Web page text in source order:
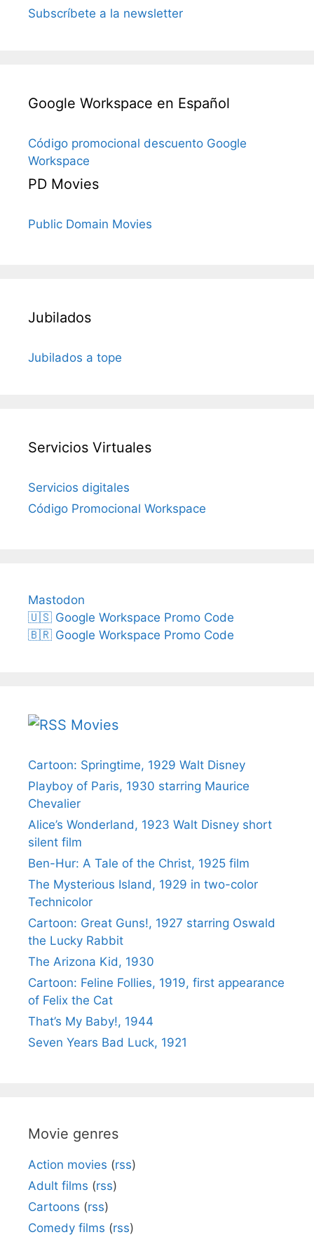
Subscríbete a la newsletter
Google Workspace en Español
Código promocional descuento Google
Workspace
PD Movies
Public Domain Movies
Jubilados
Jubilados a tope
Servicios Virtuales
Servicios digitales
Código Promocional Workspace
Mastodon
🇺🇸 Google Workspace Promo Code
🇧🇷 Google Workspace Promo Code
Movies
Cartoon: Springtime, 1929 Walt Disney
Playboy of Paris, 1930 starring Maurice
Chevalier
Alice’s Wonderland, 1923 Walt Disney short
silent film
Ben-Hur: A Tale of the Christ, 1925 film
The Mysterious Island, 1929 in two-color
Technicolor
Cartoon: Great Guns!, 1927 starring Oswald
the Lucky Rabbit
The Arizona Kid, 1930
Cartoon: Feline Follies, 1919, first appearance
of Felix the Cat
That’s My Baby!, 1944
Seven Years Bad Luck, 1921
Movie genres
Action movies (rss)
Adult films (rss)
Cartoons (rss)
Comedy films (rss)